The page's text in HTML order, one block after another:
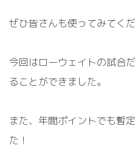
ぜひ皆さんも使ってみてくだ
今回はローウェイトの試合
ることができました。
また、年間ポイントでも暫
た！